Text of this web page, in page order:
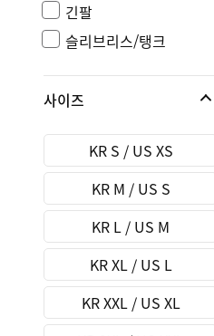
긴팔
슬리브리스/탱크
사이즈
KR S / US XS
KR M / US S
KR L / US M
KR XL / US L
KR XXL / US XL